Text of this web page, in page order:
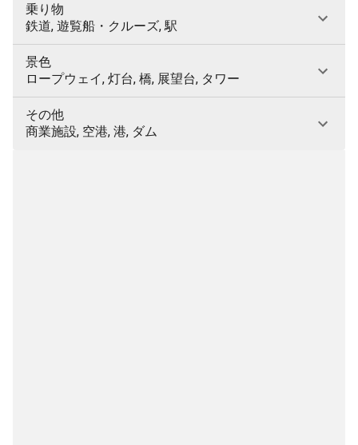
乗り物
鉄道, 遊覧船・クルーズ, 駅
景色
ロープウェイ, 灯台, 橋, 展望台, タワー
その他
商業施設, 空港, 港, ダム